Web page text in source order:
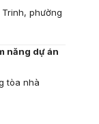
phường
năng dự án
tòa nhà